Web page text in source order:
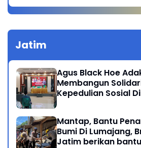
Jatim
Agus Black Hoe
Membangun
Kepedulian Sosial
Mantap, Bantu
Bumi Di Lumajang,
Jatim berikan